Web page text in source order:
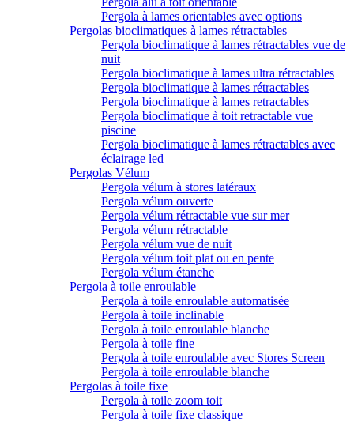
Pergola à lames orientables avec options
Pergolas bioclimatiques à lames rétractables
Pergola bioclimatique à lames rétractables vue de
nuit
Pergola bioclimatique à lames ultra rétractables
Pergola bioclimatique à lames rétractables
Pergola bioclimatique à lames retractables
Pergola bioclimatique à toit retractable vue
piscine
Pergola bioclimatique à lames rétractables avec
éclairage led
Pergolas Vélum
Pergola vélum à stores latéraux
Pergola vélum ouverte
Pergola vélum rétractable vue sur mer
Pergola vélum rétractable
Pergola vélum vue de nuit
Pergola vélum toit plat ou en pente
Pergola vélum étanche
Pergola à toile enroulable
Pergola à toile enroulable automatisée
Pergola à toile inclinable
Pergola à toile enroulable blanche
Pergola à toile fine
Pergola à toile enroulable avec Stores Screen
Pergola à toile enroulable blanche
Pergolas à toile fixe
Pergola à toile zoom toit
Pergola à toile fixe classique